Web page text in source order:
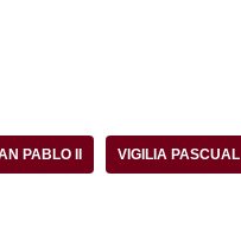
PABLO II VIGILIA PASCUAL